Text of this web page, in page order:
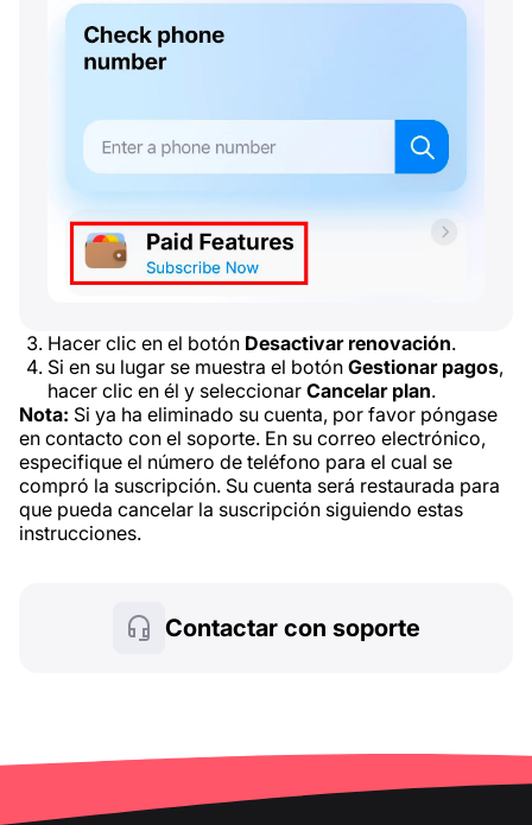
Hacer clic en el botón Desactivar renovación.
Si en su lugar se muestra el botón Gestionar pagos,
hacer clic en él y seleccionar Cancelar plan.
Nota: Si ya ha eliminado su cuenta, por favor póngase
en contacto con el soporte. En su correo electrónico,
especifique el número de teléfono para el cual se
compró la suscripción. Su cuenta será restaurada para
que pueda cancelar la suscripción siguiendo estas
instrucciones.
Contactar con soporte